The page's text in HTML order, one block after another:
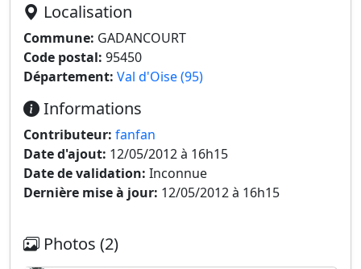
Localisation
Commune: GADANCOURT
Code postal: 95450
Département: Val d'Oise (95)
Informations
Contributeur: fanfan
Date d'ajout: 12/05/2012 à 16h15
Date de validation: Inconnue
Dernière mise à jour: 12/05/2012 à 16h15
Photos (2)